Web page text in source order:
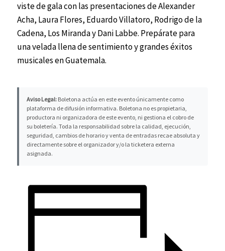
viste de gala con las presentaciones de Alexander
Acha, Laura Flores, Eduardo Villatoro, Rodrigo de la
Cadena, Los Miranda y Dani Labbe. Prepárate para
una velada llena de sentimiento y grandes éxitos
musicales en Guatemala.
Aviso Legal: Boletona actúa en este evento únicamente como
plataforma de difusión informativa. Boletona no es propietaria,
productora ni organizadora de este evento, ni gestiona el cobro de
su boletería. Toda la responsabilidad sobre la calidad, ejecución,
seguridad, cambios de horario y venta de entradas recae absoluta y
directamente sobre el organizador y/o la ticketera externa
asignada.